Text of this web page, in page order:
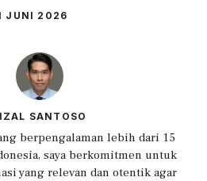
JUNI 2026
SANTOSO
berpengalaman lebih dari 15
saya berkomitmen untuk
yang relevan dan otentik agar